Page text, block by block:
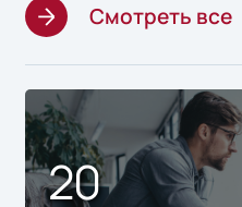
Смотреть все
20